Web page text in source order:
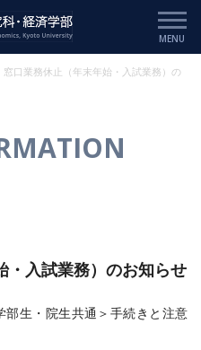
窓口業務休止（年末年始・入試業務）の
・入試業務）のお知らせ
生・院生共通＞手続きと注意